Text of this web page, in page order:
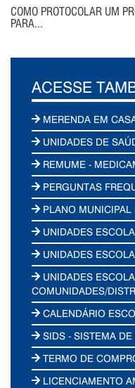
COMO PROTOCOLAR UM
PARA...
ACESSE
MERENDA EM
UNIDADES DE
REMUME -
PERGUNTAS
PLANO MUNICIPAL
UNIDADES
UNIDADES
UNIDADES
COMUNIDADES/
CALENDÁRIO
SIDS - SISTEMA
TERMO DE
LICENCIAMENTO